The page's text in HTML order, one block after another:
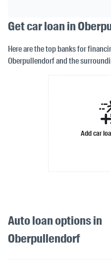
Get car loan in
Here are the top banks for
Oberpullendorf and the
Add car
Auto loan options in
Oberpullendorf